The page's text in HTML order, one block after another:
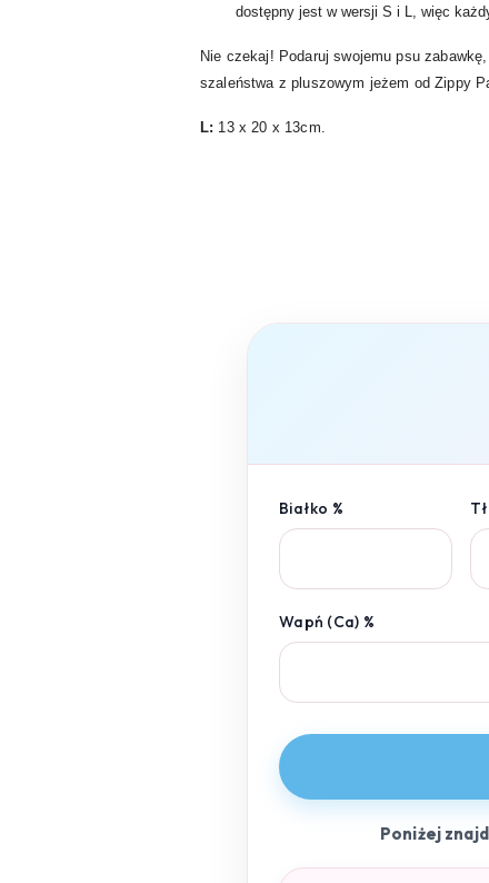
dostępny jest w wersji S i L, więc
Nie czekaj! Podaruj swojemu psu
szaleństwa z pluszowym jeżem od Zippy
L: 13 x 20 x 13cm.
Białko %
Wapń (Ca) %
Poniżej